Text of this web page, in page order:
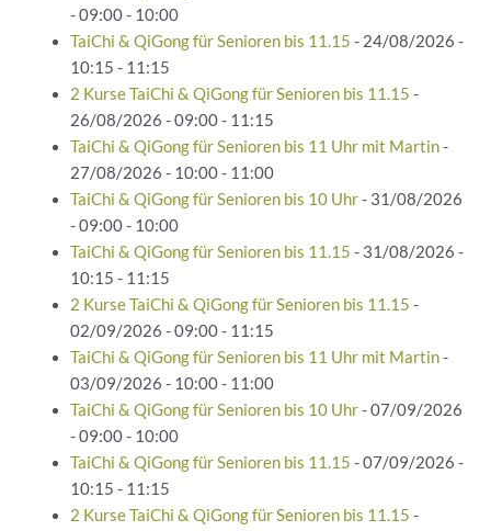
- 09:00 - 10:00
TaiChi & QiGong für Senioren bis 11.15 - 24/08/2026 -
10:15 - 11:15
2 Kurse TaiChi & QiGong für Senioren bis 11.15 -
26/08/2026 - 09:00 - 11:15
TaiChi & QiGong für Senioren bis 11 Uhr mit Martin-
27/08/2026 - 10:00 - 11:00
TaiChi & QiGong für Senioren bis 10 Uhr- 31/08/2026
- 09:00 - 10:00
TaiChi & QiGong für Senioren bis 11.15 - 31/08/2026 -
10:15 - 11:15
2 Kurse TaiChi & QiGong für Senioren bis 11.15 -
02/09/2026 - 09:00 - 11:15
TaiChi & QiGong für Senioren bis 11 Uhr mit Martin-
03/09/2026 - 10:00 - 11:00
TaiChi & QiGong für Senioren bis 10 Uhr- 07/09/2026
- 09:00 - 10:00
TaiChi & QiGong für Senioren bis 11.15 - 07/09/2026 -
10:15 - 11:15
2 Kurse TaiChi & QiGong für Senioren bis 11.15 -